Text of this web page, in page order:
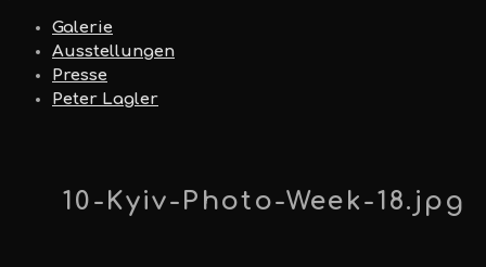
Galerie
Ausstellungen
Presse
Peter Lagler
10-Kyiv-Photo-Week-18.jpg